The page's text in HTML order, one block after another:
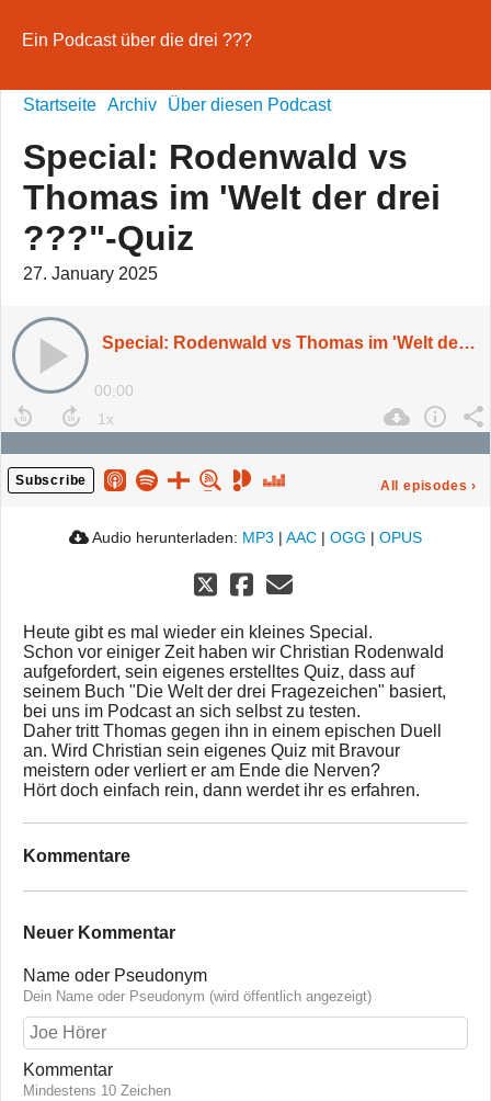
Ein Podcast über die drei ???
Startseite Archiv Über diesen Podcast
Special: Rodenwald vs
Thomas im 'Welt der drei
???"-Quiz
27. January 2025
Special: Rodenwald vs Thomas im 'Welt der drei ???"-Quiz
00:00
Subscribe All episodes ›
Audio herunterladen: MP3 | AAC | OGG | OPUS
Heute gibt es mal wieder ein kleines Special.
Schon vor einiger Zeit haben wir Christian Rodenwald
aufgefordert, sein eigenes erstelltes Quiz, dass auf
seinem Buch "Die Welt der drei Fragezeichen" basiert,
bei uns im Podcast an sich selbst zu testen.
Daher tritt Thomas gegen ihn in einem epischen Duell
an. Wird Christian sein eigenes Quiz mit Bravour
meistern oder verliert er am Ende die Nerven?
Hört doch einfach rein, dann werdet ihr es erfahren.
Kommentare
Neuer Kommentar
Name oder Pseudonym
Dein Name oder Pseudonym (wird öffentlich angezeigt)
Kommentar
Mindestens 10 Zeichen